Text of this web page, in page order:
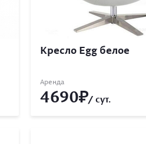
Кресло Egg белое
Аренда
4690 / сут.